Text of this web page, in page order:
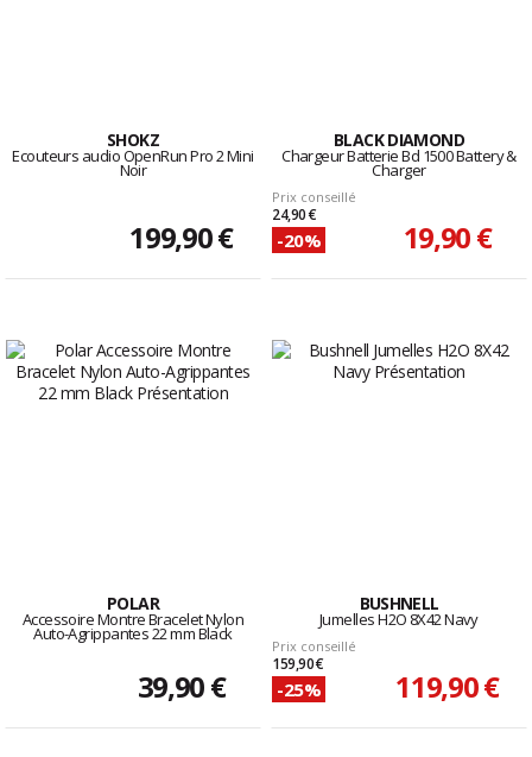
SHOKZ
Ecouteurs audio OpenRun Pro 2 Mini
Noir
199,90 €
BLACK DIAMOND
Chargeur Batterie Bd 1500 Battery &
Charger
Prix conseillé
24,90 €
-20% 19,90 €
POLAR
Accessoire Montre Bracelet Nylon
Auto-Agrippantes 22 mm Black
39,90 €
BUSHNELL
Jumelles H2O 8X42 Navy
Prix conseillé
159,90 €
-25% 119,90 €